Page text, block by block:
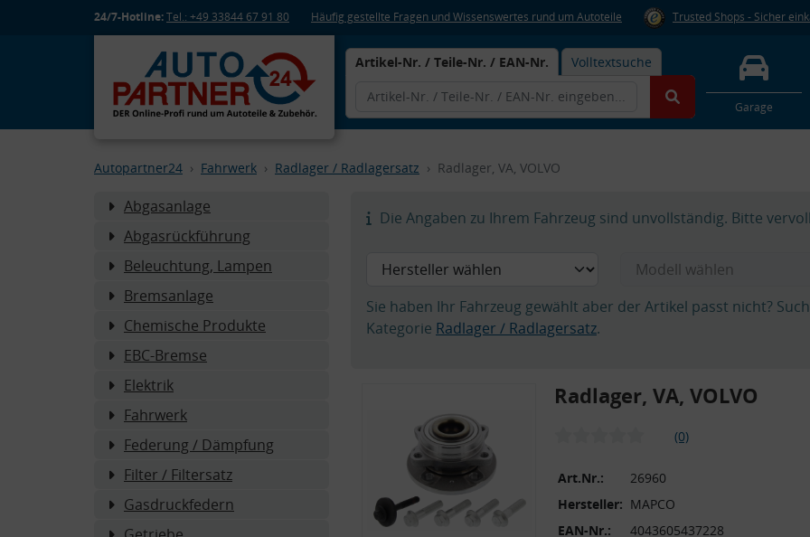
24/7-Hotline:Tel.: +49 33844 67 91 80 Häufig gestellte Fragen und Wissenswertes rund um Autoteile Trusted Shops - Sicher
Artikel-Nr. / Teile-Nr. / EAN-Nr. Volltextsuche
Garage
Autopartner24 Fahrwerk Radlager / Radlagersatz Radlager, VA, VOLVO
Abgasanlage
Abgasrückführung
Beleuchtung, Lampen
Bremsanlage
Chemische Produkte
EBC-Bremse
Elektrik
Fahrwerk
Federung / Dämpfung
Filter / Filtersatz
Gasdruckfedern
Die Angaben zu Ihrem Fahrzeug sind unvollständig. Bitte
Sie haben Ihr Fahrzeug gewählt aber der Artikel passt nicht?
Kategorie Radlager / Radlagersatz.
Radlager, VA, VOLVO
(0)
Art.Nr.:
26960
Hersteller: MAPCO
EAN-Nr.:
4043605437228